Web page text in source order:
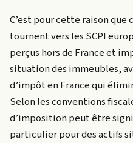
C’est pour cette raison que
tournent vers les SCPI
perçus hors de France et
situation des immeubles,
d’impôt en France qui
Selon les conventions
d’imposition peut être
particulier pour des actifs